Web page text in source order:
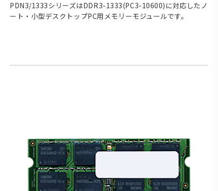
PDN3/1333シリーズはDDR3-1333(PC3-10600)に対応したノ
ート・小型デスクトップPC用メモリーモジュールです。